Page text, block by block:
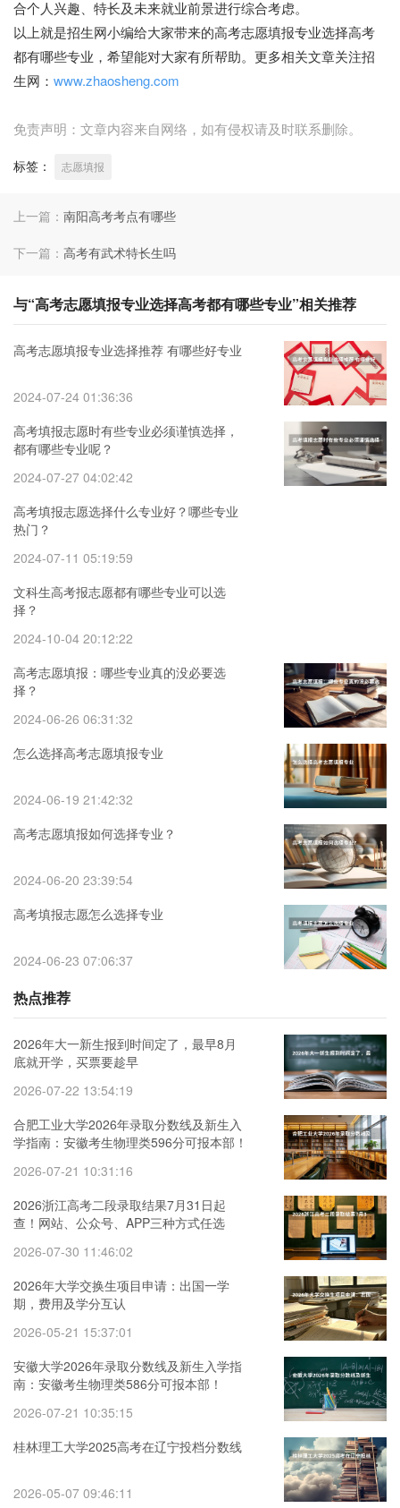
合个人兴趣、特长及未来就业前景进行综合考虑。
以上就是招生网小编给大家带来的高考志愿填报专业选择高考
都有哪些专业，希望能对大家有所帮助。更多相关文章关注招
生网： www.zhaosheng.com
免责声明：文章内容来自网络，如有侵权请及时联系删除。
标签： 志愿填报
上一篇： 南阳高考考点有哪些
下一篇： 高考有武术特长生吗
与“高考志愿填报专业选择高考都有哪些专业”相关推荐
高考志愿填报专业选择推荐 有哪些好专业
2024-07-24 01:36:36
高考填报志愿时有些专业必须谨慎选择，
都有哪些专业呢？
2024-07-27 04:02:42
高考填报志愿选择什么专业好？哪些专业
热门？
2024-07-11 05:19:59
文科生高考报志愿都有哪些专业可以选
择？
2024-10-04 20:12:22
高考志愿填报：哪些专业真的没必要选
择？
2024-06-26 06:31:32
怎么选择高考志愿填报专业
2024-06-19 21:42:32
高考志愿填报如何选择专业？
2024-06-20 23:39:54
高考填报志愿怎么选择专业
2024-06-23 07:06:37
热点推荐
2026年大一新生报到时间定了，最早8月
底就开学，买票要趁早
2026-07-22 13:54:19
合肥工业大学2026年录取分数线及新生入
学指南：安徽考生物理类596分可报本部！
2026-07-21 10:31:16
2026浙江高考二段录取结果7月31日起
查！网站、公众号、APP三种方式任选
2026-07-30 11:46:02
2026年大学交换生项目申请：出国一学
期，费用及学分互认
2026-05-21 15:37:01
安徽大学2026年录取分数线及新生入学指
南：安徽考生物理类586分可报本部！
2026-07-21 10:35:15
桂林理工大学2025高考在辽宁投档分数线
2026-05-07 09:46:11